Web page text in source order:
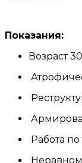
Показания:
Возраст
Работа